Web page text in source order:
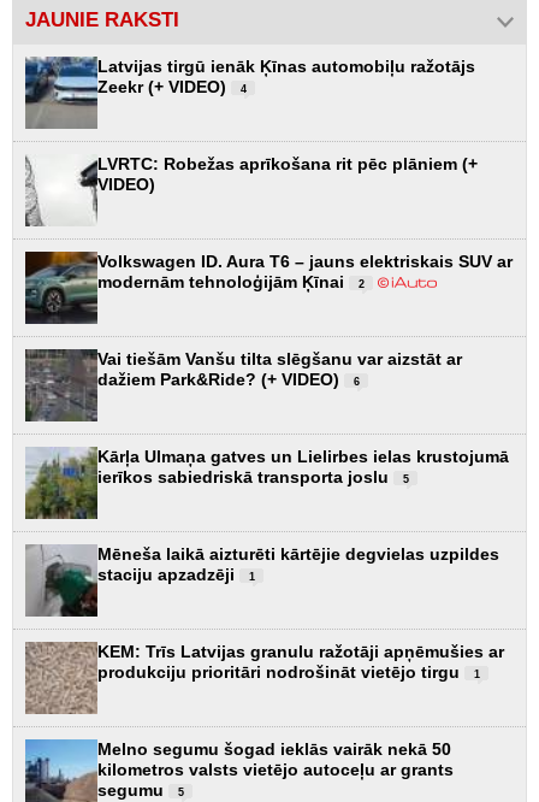
JAUNIE RAKSTI
Latvijas tirgū ienāk Ķīnas automobiļu ražotājs
Zeekr (+ VIDEO)
4
LVRTC: Robežas aprīkošana rit pēc plāniem (+
VIDEO)
Volkswagen ID. Aura T6 – jauns elektriskais SUV ar
modernām tehnoloģijām Ķīnai
2
Vai tiešām Vanšu tilta slēgšanu var aizstāt ar
dažiem Park&Ride? (+ VIDEO)
6
Kārļa Ulmaņa gatves un Lielirbes ielas krustojumā
ierīkos sabiedriskā transporta joslu
5
Mēneša laikā aizturēti kārtējie degvielas uzpildes
staciju apzadzēji
1
KEM: Trīs Latvijas granulu ražotāji apņēmušies ar
produkciju prioritāri nodrošināt vietējo tirgu
1
Melno segumu šogad ieklās vairāk nekā 50
kilometros valsts vietējo autoceļu ar grants
segumu
5